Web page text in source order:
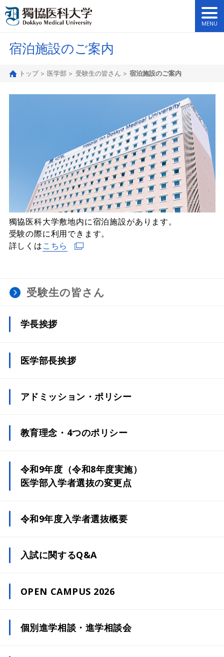
宿泊施設のご案内
トップ 医学部 受験生の皆さん 宿泊施設のご案内
獨協医科大学敷地内に宿泊施設があります。
受験の際に利用できます。
詳しくはこちら
受験生の皆さん
学長挨拶
医学部長挨拶
アドミッション・ポリシー
教育理念・4つのポリシー
令和9年度（令和8年度実施）
医学部入学者選抜の変更点
令和9年度入学者選抜概要
総合型選抜
学校推薦型選抜（指定校制（埼玉県地域枠））
入試に関するQ&A
OPEN CAMPUS 2026
個別進学相談・進学相談会